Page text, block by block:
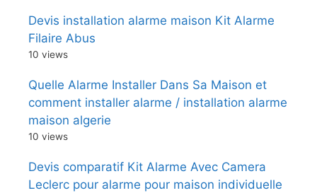
Devis installation alarme maison Kit Alarme
Filaire Abus
10 views
Quelle Alarme Installer Dans Sa Maison et
comment installer alarme / installation alarme
maison algerie
10 views
Devis comparatif Kit Alarme Avec Camera
Leclerc pour alarme pour maison individuelle